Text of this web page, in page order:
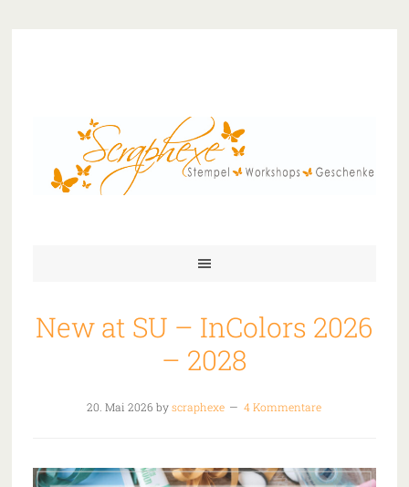
New at SU – InColors 2026
– 2028
20. Mai 2026 byscraphexe 4 Kommentare